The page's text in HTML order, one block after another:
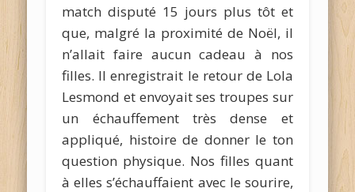
match disputé 15 jours plus tôt et
que, malgré la proximité de Noël, il
n’allait faire aucun cadeau à nos
filles. Il enregistrait le retour de Lola
Lesmond et envoyait ses troupes sur
un échauffement très dense et
appliqué, histoire de donner le ton
question physique. Nos filles quant
à elles s’échauffaient avec le sourire,